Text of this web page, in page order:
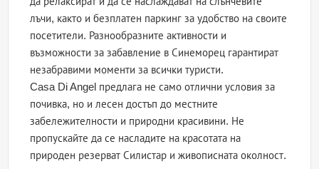
лъчи, както и безплатен паркинг за удобство на своите
посетители. Разнообразните активности и
възможности за забавление в Синеморец гарантират
незабравими моменти за всички туристи.
Casa Di Angel предлага не само отлични условия за
почивка, но и лесен достъп до местните
забележителности и природни красивини. Не
пропускайте да се насладите на красотата на
природен резерват Силистар и живописната околност.